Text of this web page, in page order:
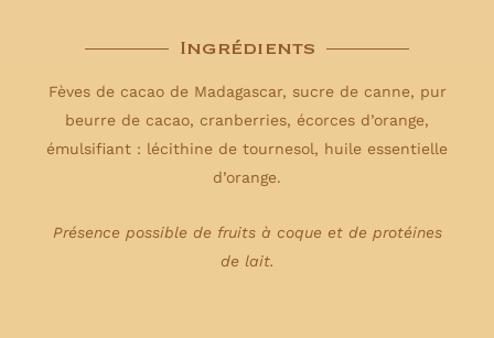
Ingrédients
Fèves de cacao de Madagascar, sucre de canne, pur
beurre de cacao, cranberries, écorces d’orange,
émulsifiant : lécithine de tournesol, huile essentielle
d’orange.
Présence possible de fruits à coque et de protéines
de lait.